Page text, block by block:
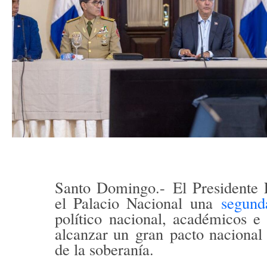
Santo Domingo.- El
el Palacio Nacional una
político nacional, académicos
alcanzar un gran pacto
de la soberanía.